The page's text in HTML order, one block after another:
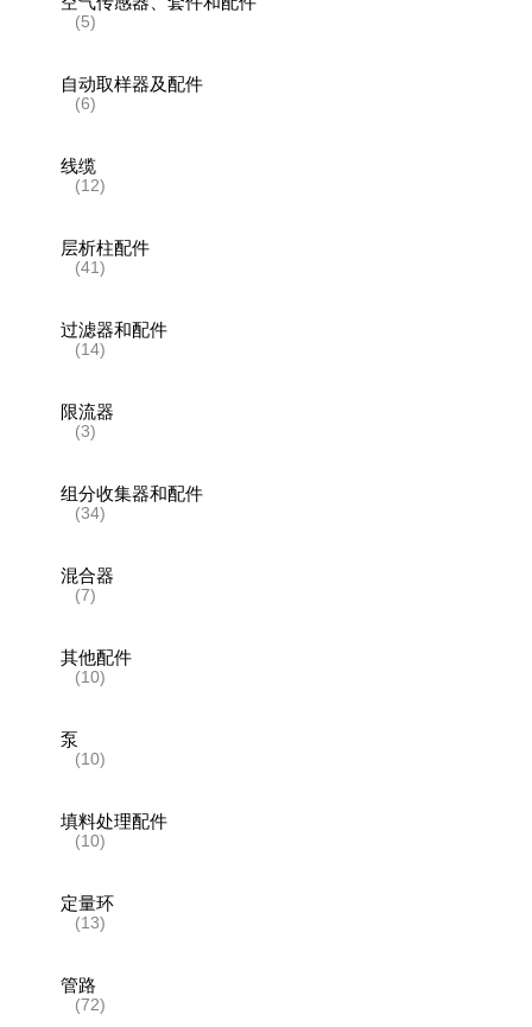
(5)
自动取样器及配件
(6)
线缆
(12)
层析柱配件
(41)
过滤器和配件
(14)
限流器
(3)
组分收集器和配件
(34)
混合器
(7)
其他配件
(10)
泵
(10)
填料处理配件
(10)
定量环
(13)
管路
(72)